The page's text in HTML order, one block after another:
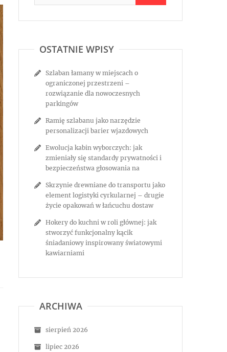
OSTATNIE WPISY
Szlaban łamany w miejscach o
ograniczonej przestrzeni –
rozwiązanie dla nowoczesnych
parkingów
Ramię szlabanu jako narzędzie
personalizacji barier wjazdowych
Ewolucja kabin wyborczych: jak
zmieniały się standardy prywatności i
bezpieczeństwa głosowania na
Skrzynie drewniane do transportu jako
element logistyki cyrkularnej – drugie
życie opakowań w łańcuchu dostaw
Hokery do kuchni w roli głównej: jak
stworzyć funkcjonalny kącik
śniadaniowy inspirowany światowymi
kawiarniami
ARCHIWA
sierpień 2026
lipiec 2026